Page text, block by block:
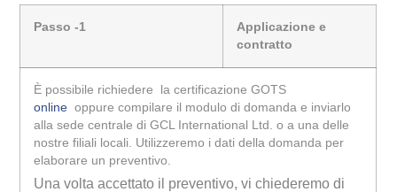
Passo -1
Applicazione e
contratto
È possibile richiedere la certificazione GOTS
online oppure compilare il modulo di domanda e inviarlo
alla sede centrale di GCL International Ltd. o a una delle
nostre filiali locali. Utilizzeremo i dati della domanda per
elaborare un preventivo.
Una volta accettato il preventivo, vi chiederemo di